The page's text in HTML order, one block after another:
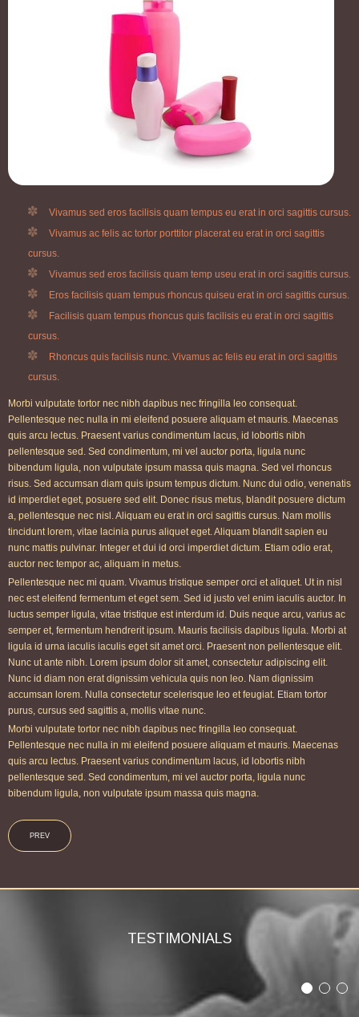
Vivamus sed eros facilisis quam tempus eu erat in orci sagittis cursus.
Vivamus ac felis ac tortor porttitor placerat eu erat in orci sagittis
cursus.
Vivamus sed eros facilisis quam temp useu erat in orci sagittis cursus.
Eros facilisis quam tempus rhoncus quiseu erat in orci sagittis cursus.
Facilisis quam tempus rhoncus quis facilisis eu erat in orci sagittis
cursus.
Rhoncus quis facilisis nunc. Vivamus ac felis eu erat in orci sagittis
cursus.
Morbi vulputate tortor nec nibh dapibus nec fringilla leo consequat.
Pellentesque nec nulla in mi eleifend posuere aliquam et mauris. Maecenas
quis arcu lectus. Praesent varius condimentum lacus, id lobortis nibh
pellentesque sed. Sed condimentum, mi vel auctor porta, ligula nunc
bibendum ligula, non vulputate ipsum massa quis magna. Sed vel rhoncus
risus. Sed accumsan diam quis ipsum tempus dictum. Nunc dui odio, venenatis
id imperdiet eget, posuere sed elit. Donec risus metus, blandit posuere dictum
a, pellentesque nec nisl. Aliquam eu erat in orci sagittis cursus. Nam mollis
tincidunt lorem, vitae lacinia purus aliquet eget. Aliquam blandit sapien eu
nunc mattis pulvinar. Integer et dui id orci imperdiet dictum. Etiam odio erat,
auctor nec tempor ac, aliquam in metus.
Pellentesque nec mi quam. Vivamus tristique semper orci et aliquet. Ut in nisl
nec est eleifend fermentum et eget sem. Sed id justo vel enim iaculis auctor. In
luctus semper ligula, vitae tristique est interdum id. Duis neque arcu, varius ac
semper et, fermentum hendrerit ipsum. Mauris facilisis dapibus ligula. Morbi at
ligula id urna iaculis iaculis eget sit amet orci. Praesent non pellentesque elit.
Nunc ut ante nibh. Lorem ipsum dolor sit amet, consectetur adipiscing elit.
Nunc id diam non erat dignissim vehicula quis non leo. Nam dignissim
accumsan lorem. Nulla consectetur scelerisque leo et feugiat. Etiam tortor
purus, cursus sed sagittis a, mollis vitae nunc.
Morbi vulputate tortor nec nibh dapibus nec fringilla leo consequat.
Pellentesque nec nulla in mi eleifend posuere aliquam et mauris. Maecenas
quis arcu lectus. Praesent varius condimentum lacus, id lobortis nibh
pellentesque sed. Sed condimentum, mi vel auctor porta, ligula nunc
bibendum ligula, non vulputate ipsum massa quis magna.
PREV
TESTIMONIALS